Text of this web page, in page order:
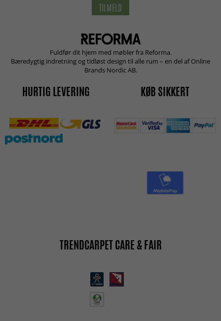
TILMELD
Fuldfør dit hjem med møbler fra Reforma.
Bæredygtig indretning og tidløst design til alle rum – en del af Online
Brands Nordic AB.
HURTIG LEVERING KØB SIKKERT
TRENDCARPET CARE & FAIR